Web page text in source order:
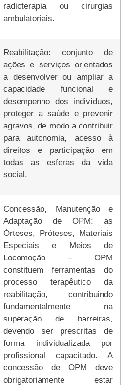
radioterapia ou cirurgias
ambulatoriais.
Reabilitação: conjunto de
ações e serviços orientados
a desenvolver ou ampliar a
capacidade funcional e
desempenho dos indivíduos,
proteger a saúde e prevenir
agravos, de modo a contribuir
para autonomia, acesso à
direitos e participação em
todas as esferas da vida
social.
Concessão, Manutenção e
Adaptação de OPM: as
Órteses, Próteses, Materiais
Especiais e Meios de
Locomoção – OPM
constituem ferramentas do
processo terapêutico da
reabilitação, contribuindo
fundamentalmente na
superação de barreiras,
devendo ser prescritas de
forma individualizada por
profissional capacitado. A
concessão de OPM deve
obrigatoriamente estar